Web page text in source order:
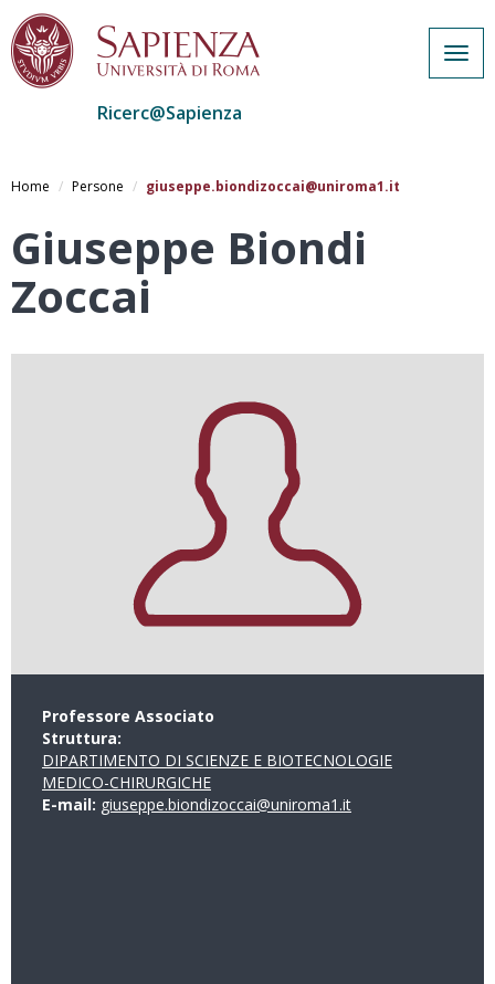
al
principale
Ricerc@Sapienza
Home Persone giuseppe.biondizoccai@uniroma1.it
Giuseppe Biondi
Zoccai
Professore Associato
Struttura:
DIPARTIMENTO DI SCIENZE E BIOTECNOLOGIE
MEDICO-CHIRURGICHE
E-mail: giuseppe.biondizoccai@uniroma1.it